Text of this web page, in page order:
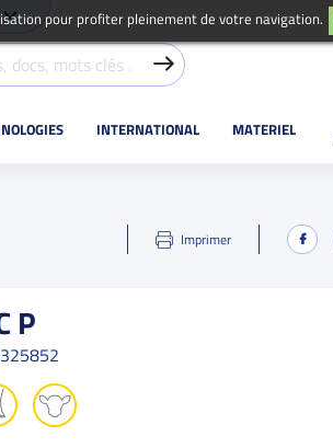
INTERNATIONAL MATERIEL
Imprimer
P
pour profiter pleinement de votre navigation.